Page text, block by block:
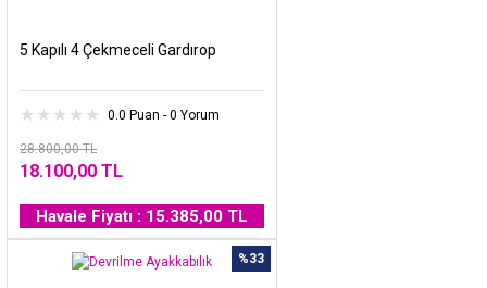
5 Kapılı 4 Çekmeceli Gardırop
0.0 Puan - 0 Yorum
28.800,00 TL
18.100,00 TL
Havale Fiyatı : 15.385,00 TL
%33